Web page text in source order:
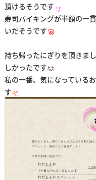
頂けるそうです
寿司バイキングが半額の一
いだそうです
持ち帰ったにぎりを頂きま
しかったです
私の一番、気になっている
す